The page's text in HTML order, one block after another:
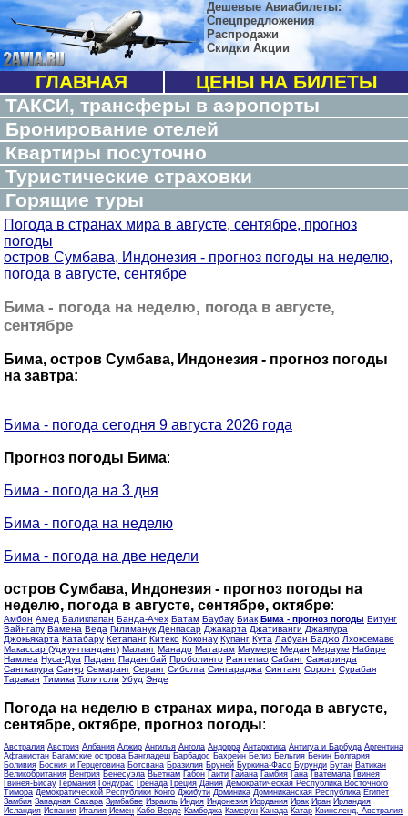
Дешевые Авиабилеты:
Спецпредложения
Распродажи
Скидки Акции
ГЛАВНАЯ
ЦЕНЫ НА БИЛЕТЫ
ТАКСИ, трансферы в аэропорты
Бронирование отелей
Квартиры посуточно
Туристические страховки
Горящие туры
Погода в странах мира в августе, сентябре, прогноз
погоды
остров Сумбава, Индонезия - прогноз погоды на неделю,
погода в августе, сентябре
Бима - погода на неделю, погода в августе,
сентябре
Бима, остров Сумбава, Индонезия - прогноз погоды
на завтра:
Бима - погода сегодня 9 августа 2026 года
Прогноз погоды Бима:
Бима - погода на 3 дня
Бима - погода на неделю
Бима - погода на две недели
остров Сумбава, Индонезия - прогноз погоды на
неделю, погода в августе, сентябре, октябре:
Амбон Амед Баликпапан Банда-Ачех Батам Баубау Биак Бима - прогноз погоды Битунг
Вайнгапу Вамена Веда Гилиманук Денпасар Джакарта Джативанги Джаяпура
Джокьякарта Катабару Кетапанг Китеко Коконау Купанг Кута Лабуан Баджо Лхоксемаве
Макассар (Уджунгпанданг) Маланг Манадо Матарам Маумере Медан Мерауке Набире
Намлеа Нуса-Дуа Паданг Падангбай Проболинго Рантепао Сабанг Самаринда
Сангкапура Санур Семаранг Серанг Сиболга Сингараджа Синтанг Соронг Сурабая
Таракан Тимика Толитоли Убуд Энде
Погода на неделю в странах мира, погода в августе,
сентябре, октябре, прогноз погоды:
Австралия Австрия Албания Алжир Ангилья Ангола Андорра Антарктика Антигуа и Барбуда Аргентина
Афганистан Багамские острова Бангладеш Барбадос Бахрейн Белиз Бельгия Бенин Болгария
Боливия Босния и Герцеговина Ботсвана Бразилия Бруней Буркина-Фасо Бурунди Бутан Ватикан
Великобритания Венгрия Венесуэла Вьетнам Габон Гаити Гайана Гамбия Гана Гватемала Гвинея
Гвинея-Бисау Германия Гондурас Гренада Греция Дания Демократическая Республика Восточного
Тимора Демократической Республики Конго Джибути Доминика Доминиканская Республика Египет
Замбия Западная Сахара Зимбабве Израиль Индия Индонезия Иордания Ирак Иран Ирландия
Исландия Испания Италия Йемен Кабо-Верде Камбоджа Камерун Канада Катар Квинсленд, Австралия